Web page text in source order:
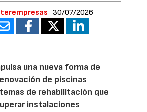
30/07/2026
una nueva forma de
de piscinas
de rehabilitación que
instalaciones